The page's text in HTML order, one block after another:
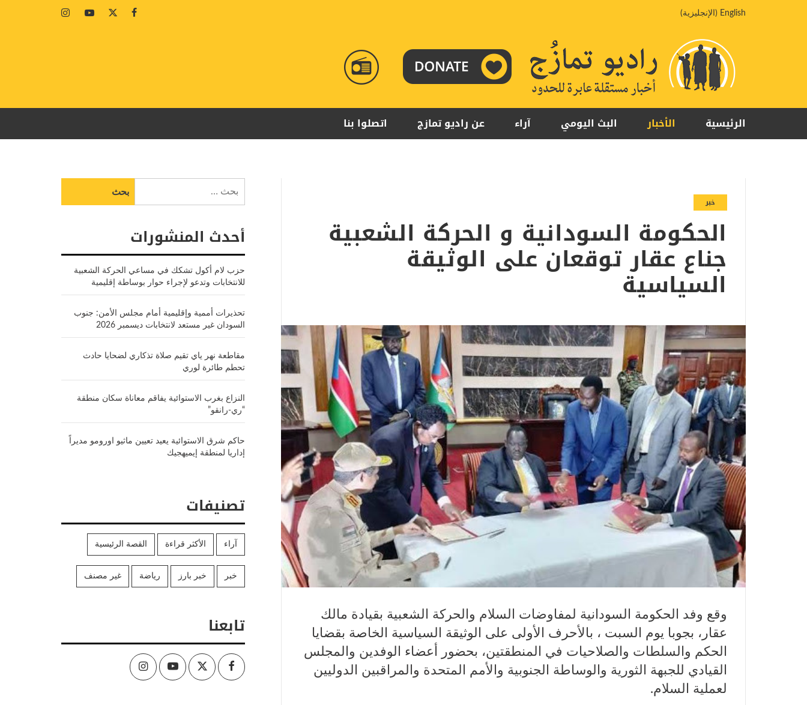
English
( الإنجليزية)
Facebook
Twitter
Youtube
Instagram
RADIO
TAMAZUJ الرئيسية الأخبار البث اليومي آراء عن راديو تمازج اتصلوا بنا
خبر
الحكومة السودانية و الحركة الشعبية
جناع عقار توقعان على الوثيقة
السياسية
وقع وفد الحكومة السودانية لمفاوضات السلام والحركة الشعبية بقيادة مالك
عقار، بجوبا يوم السبت ، بالأحرف الأولى على الوثيقة السياسية الخاصة بقضايا
الحكم والسلطات والصلاحيات في المنطقتين، بحضور أعضاء الوفدين والمجلس
القيادي للجبهة الثورية والوساطة الجنوبية والأمم المتحدة والمراقبين الدوليين
لعملية السلام.
عن:
أحدث المنشورات
حزب لام أكول تشكك في مساعي الحركة الشعبية
للانتخابات وتدعو لإجراء حوار بوساطة إقليمية
تحذيرات أممية وإقليمية أمام مجلس الأمن: جنوب
السودان غير مستعد لانتخابات ديسمبر 2026
مقاطعة نهر ياي تقيم صلاة تذكاري لضحايا حادث
تحطم طائرة لوري
النزاع بغرب الاستوائية يفاقم معاناة سكان منطقة
“ري-رانقو”
حاكم شرق الاستوائية يعيد تعيين ماثيو اورومو مديراً
إداريا لمنطقة إيميهجيك
تصنيفات
آراء الأكثر قراءة القصة الرئيسية
خبر خبر بارز رياضة غير مصنف
تابعنا
Facebook
Twitter
Youtube
Instagram